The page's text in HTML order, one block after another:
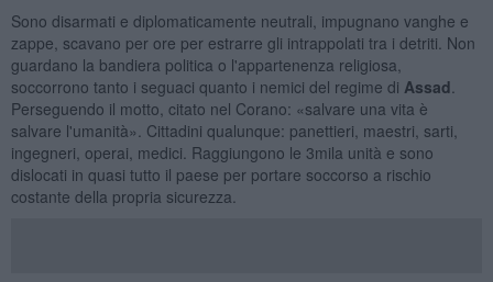
Sono disarmati e diplomaticamente neutrali, impugnano vanghe e
zappe, scavano per ore per estrarre gli intrappolati tra i detriti. Non
guardano la bandiera politica o l'appartenenza religiosa,
soccorrono tanto i seguaci quanto i nemici del regime di Assad
Perseguendo il motto, citato nel Corano: «salvare una vita è
salvare l'umanità». Cittadini qualunque: panettieri, maestri, sarti,
ingegneri, operai, medici. Raggiungono le 3mila unità e sono
dislocati in quasi tutto il paese per portare soccorso a rischio
costante della propria sicurezza.